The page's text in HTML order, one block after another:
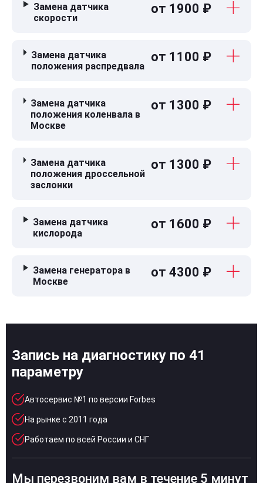
Замена датчика
скорости
от 1900 ₽
Замена датчика
положения распредвала
от 1100 ₽
Замена датчика
положения коленвала в
Москве
от 1300 ₽
Замена датчика
положения дроссельной
заслонки
от 1300 ₽
Замена датчика
кислорода
от 1600 ₽
Замена генератора в
Москве
от 4300 ₽
Запись на диагностику по 41
параметру
Автосервис №1 по версии Forbes
На рынке с 2011 года
Работаем по всей России и СНГ
Мы перезвоним вам в течение 5 минут